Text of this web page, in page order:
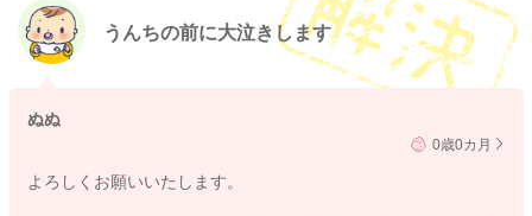
うんちの前に大泣きします
ぬぬ
0歳0カ月
よろしくお願いいたします。